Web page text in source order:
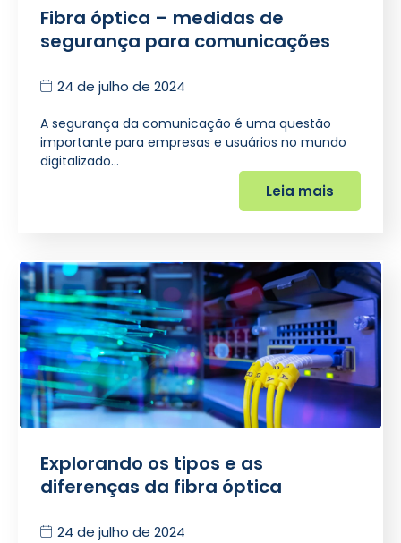
Fibra óptica – medidas de
segurança para comunicações
24 de julho de 2024
A segurança da comunicação é uma questão
importante para empresas e usuários no mundo
digitalizado…
Leia mais
Explorando os tipos e as
diferenças da fibra óptica
24 de julho de 2024